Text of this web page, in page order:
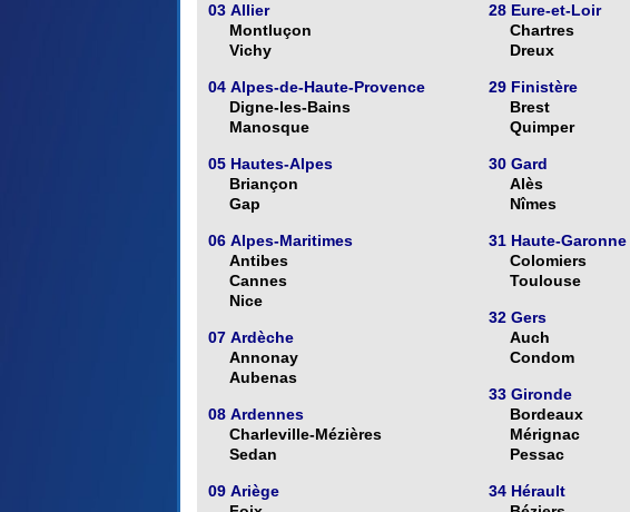
03 Allier
Montluçon
Vichy
04 Alpes-de-Haute-Provence
Digne-les-Bains
Manosque
05 Hautes-Alpes
Briançon
Gap
06 Alpes-Maritimes
Antibes
Cannes
Nice
07 Ardèche
Annonay
Aubenas
08 Ardennes
Charleville-Mézières
Sedan
09 Ariège
28 Eure-et-Loir
Chartres
Dreux
29 Finistère
Brest
Quimper
30 Gard
Alès
Nîmes
31 Haute-Garonne
Colomiers
Toulouse
32 Gers
Auch
Condom
33 Gironde
Bordeaux
Mérignac
Pessac
34 Hérault